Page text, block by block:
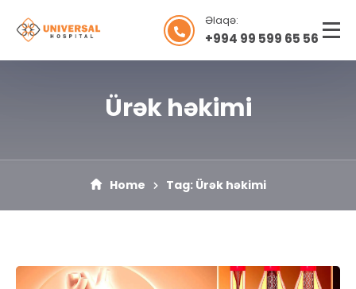
Əlaqə:
+994 99 599 65 56
Ürək həkimi
Home Tag: Ürək həkimi